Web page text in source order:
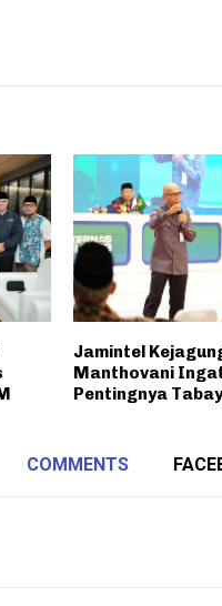
Jamintel
Manthovani
Pentingnya
COMMENTS